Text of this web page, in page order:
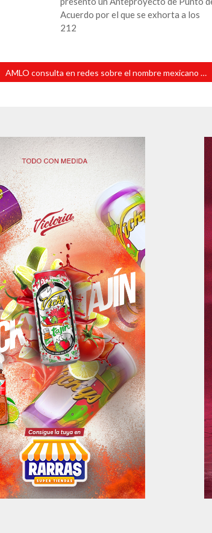
Acuerdo por el que se exhorta a los
212
AMLO consulta en redes sobre el nombre mexicano del UMSCA